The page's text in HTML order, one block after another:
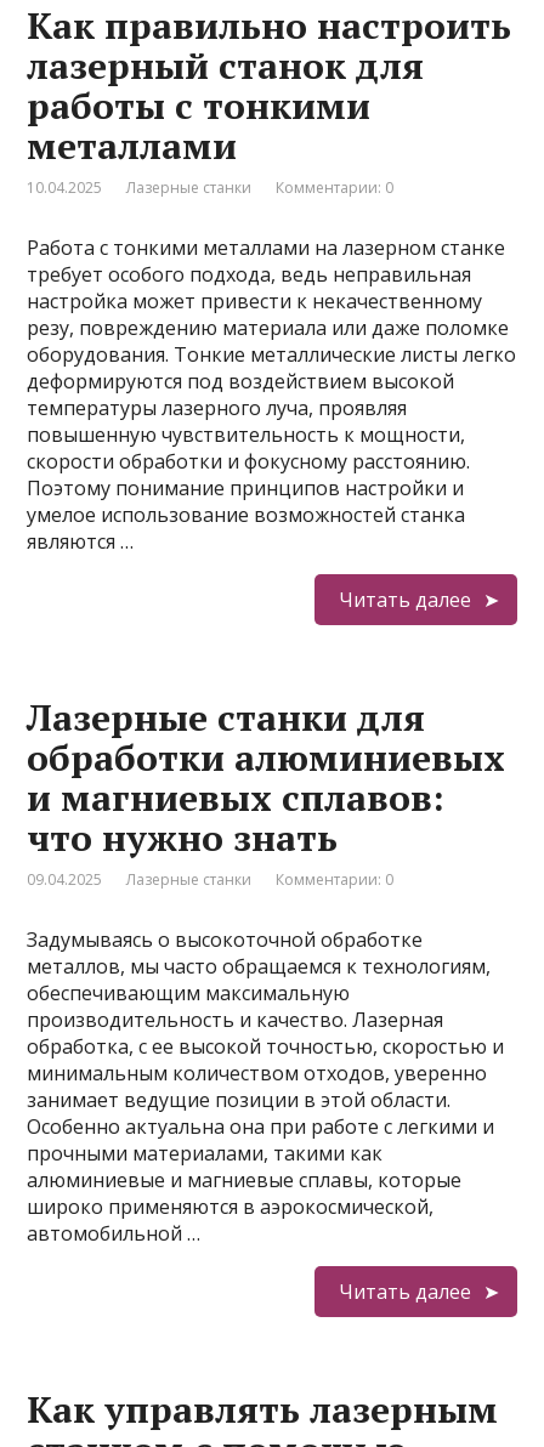
Как правильно настроить
лазерный станок для
работы с тонкими
металлами
10.04.2025 Лазерные станки Комментарии: 0
Работа с тонкими металлами на лазерном станке
требует особого подхода, ведь неправильная
настройка может привести к некачественному
резу, повреждению материала или даже поломке
оборудования. Тонкие металлические листы легко
деформируются под воздействием высокой
температуры лазерного луча, проявляя
повышенную чувствительность к мощности,
скорости обработки и фокусному расстоянию.
Поэтому понимание принципов настройки и
умелое использование возможностей станка
являются …
Читать далее
Лазерные станки для
обработки алюминиевых
и магниевых сплавов:
что нужно знать
09.04.2025 Лазерные станки Комментарии: 0
Задумываясь о высокоточной обработке
металлов, мы часто обращаемся к технологиям,
обеспечивающим максимальную
производительность и качество. Лазерная
обработка, с ее высокой точностью, скоростью и
минимальным количеством отходов, уверенно
занимает ведущие позиции в этой области.
Особенно актуальна она при работе с легкими и
прочными материалами, такими как
алюминиевые и магниевые сплавы, которые
широко применяются в аэрокосмической,
автомобильной …
Читать далее
Как управлять лазерным